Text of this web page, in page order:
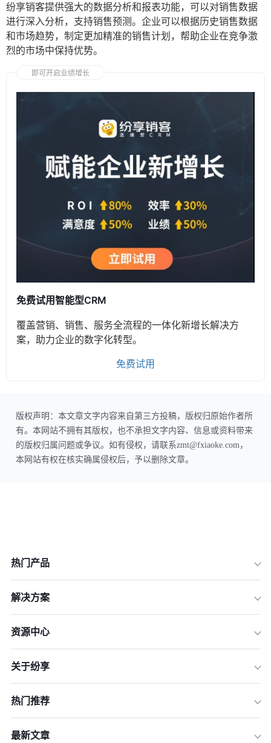
纷享销客提供强大的数据分析和报表功能，可以对销售数据
进行深入分析，支持销售预测。企业可以根据历史销售数据
和市场趋势，制定更加精准的销售计划，帮助企业在竞争激
烈的市场中保持优势。
即可开启业绩增长
免费试用智能型CRM
覆盖营销、销售、服务全流程的一体化新增长解决方
案，助力企业的数字化转型。
免费试用
版权声明：本文章文字内容来自第三方投稿，版权归原始作者所
有。本网站不拥有其版权，也不承担文字内容、信息或资料带来
的版权归属问题或争议。如有侵权，请联系zmt@fxiaoke.com，
本网站有权在核实确属侵权后，予以删除文章。
热门产品
解决方案
资源中心
关于纷享
热门推荐
最新文章